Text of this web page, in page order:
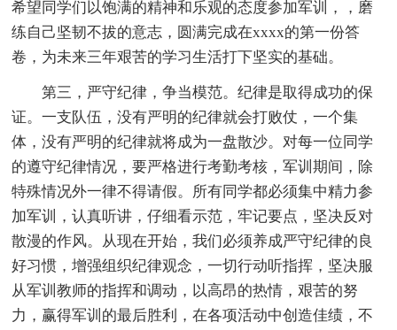
希望同学们以饱满的精神和乐观的态度参加军训，，磨
练自己坚韧不拔的意志，圆满完成在xxxx的第一份答
卷，为未来三年艰苦的学习生活打下坚实的基础。
第三，严守纪律，争当模范。纪律是取得成功的保
证。一支队伍，没有严明的纪律就会打败仗，一个集
体，没有严明的纪律就将成为一盘散沙。对每一位同学
的遵守纪律情况，要严格进行考勤考核，军训期间，除
特殊情况外一律不得请假。所有同学都必须集中精力参
加军训，认真听讲，仔细看示范，牢记要点，坚决反对
散漫的作风。从现在开始，我们必须养成严守纪律的良
好习惯，增强组织纪律观念，一切行动听指挥，坚决服
从军训教师的指挥和调动，以高昂的热情，艰苦的努
力，赢得军训的最后胜利，在各项活动中创造佳绩，不